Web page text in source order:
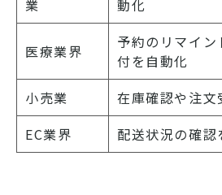
業
動化
医療業界
予約のリマイ
付を自動化
小売業
在庫確認や注
EC業界
配送状況の確認